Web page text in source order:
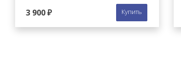
3 900 ₽ Купить